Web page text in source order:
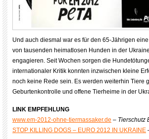
Und auch diesmal war es für den 65-Jährigen
von tausenden heimatlosen Hunden in der
engagieren. Seit Wochen sorgen die
internationaler Kritik konnten inzwischen kleine
noch keine Rede sein. Es werden weiterhin Tiere
Geburtenkontrolle und offene Tierheime in der
LINK EMPFEHLUNG
www.em-2012-ohne-tiermassaker.de – Tierschutz
STOP KILLING DOGS – EURO 2012 IN UKRAINE